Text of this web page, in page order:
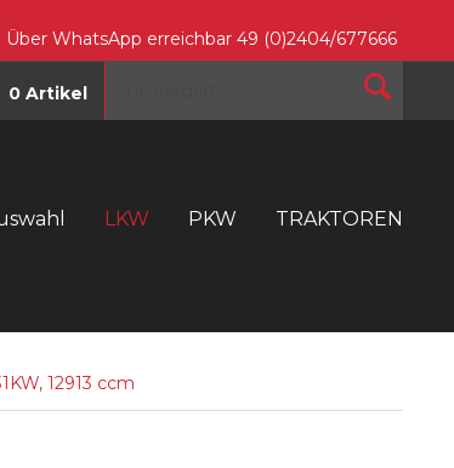
Über WhatsApp erreichbar 49 (0)2404/677666
0 Artikel
LKW PKW TRAKTOREN
12913 ccm